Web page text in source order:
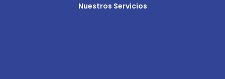
Nuestros Servicios